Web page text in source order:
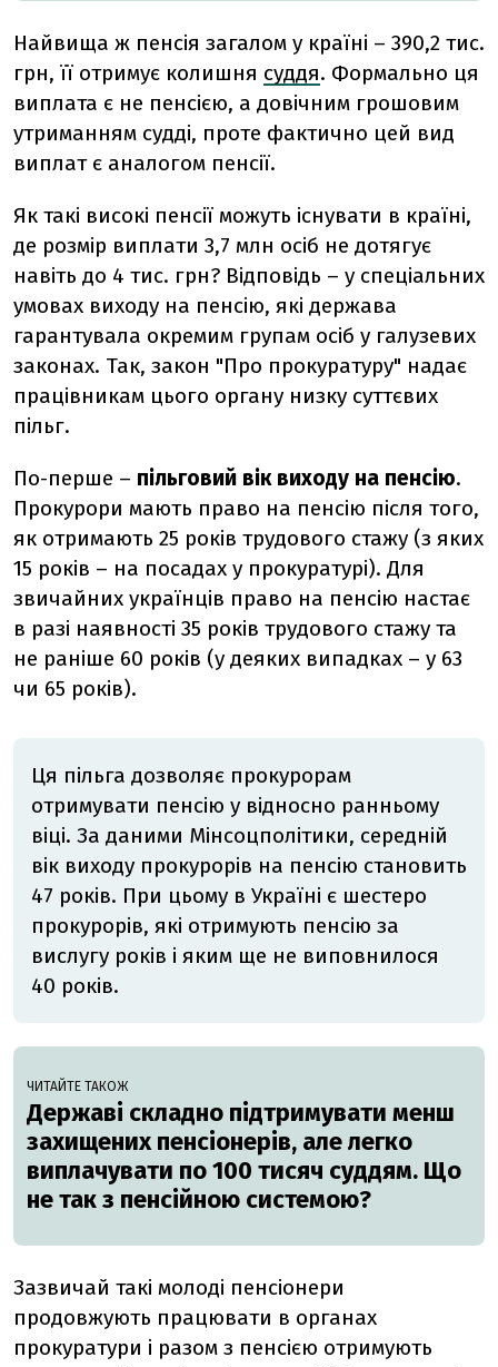
Найвища ж пенсія загалом у країні – 390,2 тис.
грн, її отримує колишня суддя. Формально ця
виплата є не пенсією, а довічним грошовим
утриманням судді, проте фактично цей вид
виплат є аналогом пенсії.
Як такі високі пенсії можуть існувати в країні,
де розмір виплати 3,7 млн осіб не дотягує
навіть до 4 тис. грн? Відповідь – у спеціальних
умовах виходу на пенсію, які держава
гарантувала окремим групам осіб у галузевих
законах. Так, закон "Про прокуратуру" надає
працівникам цього органу низку суттєвих
пільг.
По-перше – пільговий вік виходу на пенсію.
Прокурори мають право на пенсію після того,
як отримають 25 років трудового стажу (з яких
15 років – на посадах у прокуратурі). Для
звичайних українців право на пенсію настає
в разі наявності 35 років трудового стажу та
не раніше 60 років (у деяких випадках – у 63
чи 65 років).
Ця пільга дозволяє прокурорам
отримувати пенсію у відносно ранньому
віці. За даними Мінсоцполітики, середній
вік виходу прокурорів на пенсію становить
47 років. При цьому в Україні є шестеро
прокурорів, які отримують пенсію за
вислугу років і яким ще не виповнилося
40 років.
ЧИТАЙТЕ ТАКОЖ
Державі складно підтримувати менш
захищених пенсіонерів, але легко
виплачувати по 100 тисяч суддям. Що
не так з пенсійною системою?
Зазвичай такі молоді пенсіонери
продовжують працювати в органах
прокуратури і разом з пенсією отримують